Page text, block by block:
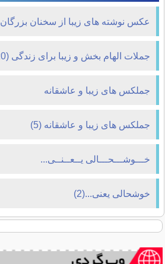
عکس نوشته های زیبا از سخنان بزرگان
جملات الهام بخش و زیبا برای زندگی (20)
جملکس های زیبا و عاشقانه
جملکس های زیبا و عاشقانه (5)
خـــوشـــحـــالی یــعــنــی...
خوشحالی یعنی...(2)